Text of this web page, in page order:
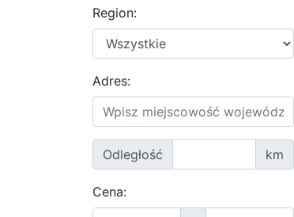
Region:
Adres:
Odległość km
Cena: